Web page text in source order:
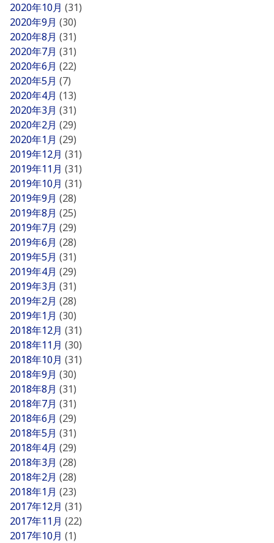
2020年10月 (31)
2020年9月 (30)
2020年8月 (31)
2020年7月 (31)
2020年6月 (22)
2020年5月 (7)
2020年4月 (13)
2020年3月 (31)
2020年2月 (29)
2020年1月 (29)
2019年12月 (31)
2019年11月 (31)
2019年10月 (31)
2019年9月 (28)
2019年8月 (25)
2019年7月 (29)
2019年6月 (28)
2019年5月 (31)
2019年4月 (29)
2019年3月 (31)
2019年2月 (28)
2019年1月 (30)
2018年12月 (31)
2018年11月 (30)
2018年10月 (31)
2018年9月 (30)
2018年8月 (31)
2018年7月 (31)
2018年6月 (29)
2018年5月 (31)
2018年4月 (29)
2018年3月 (28)
2018年2月 (28)
2018年1月 (23)
2017年12月 (31)
2017年11月 (22)
2017年10月 (1)